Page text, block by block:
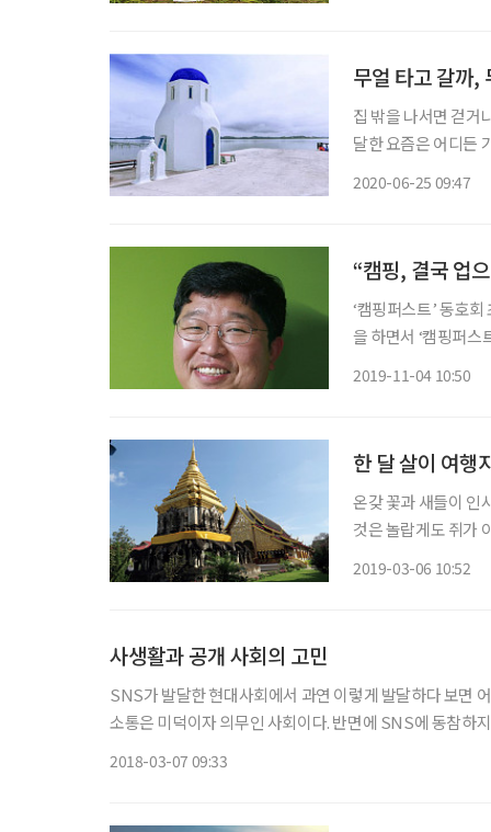
무얼 타고 갈까,
집 밖을 나서면 걷거
달한 요즘은 어디든
2020-06-25 09:47
“캠핑, 결국 업
‘캠핑퍼스트’ 동호
을 하면서 ‘캠핑퍼
2019-11-04 10:50
한 달 살이 여행
온갖 꽃과 새들이 인
것은 놀랍게도 쥐가
2019-03-06 10:52
사생활과 공개 사회의 고민
SNS가 발달한 현대사회에서 과연 이렇게 발달하다 보면
소통은 미덕이자 의무인 사회이다. 반면에 SNS에 동참하
2018-03-07 09:33